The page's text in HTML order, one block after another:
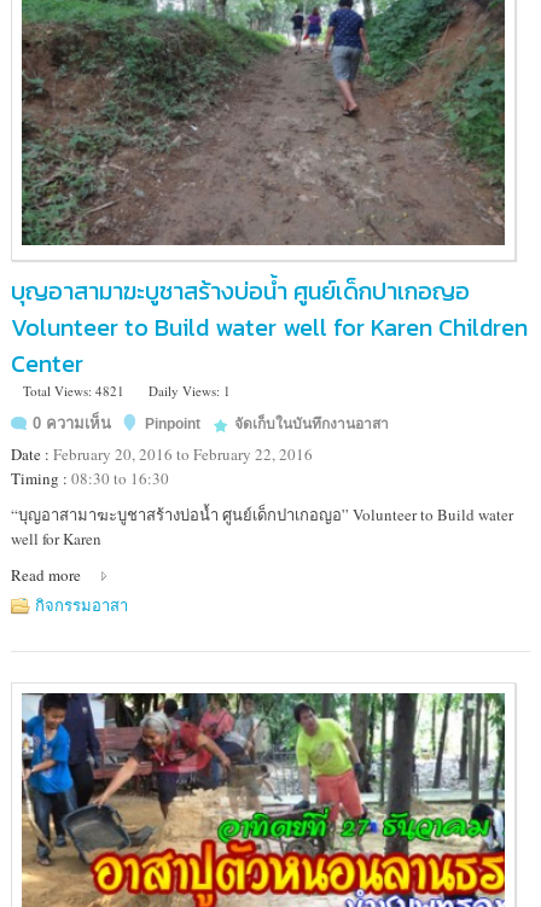
บุญอาสามาฆะบูชาสร้างบ่อน้ำ ศูนย์เด็กปาเกอญอ
Volunteer to Build water well for Karen Children
Center
Total Views: 4821
Daily Views: 1
0 ความเห็น
Pinpoint จัดเก็บในบันทึกงานอาสา
Date : February 20, 2016 to February 22, 2016
Timing : 08:30 to 16:30
Location
เด็ก
และ
ปา
บ้าน
ป่า
เด็ง/
ห้วย
สัตว์
ใหญ่
อ.แก่ง
กระจาน
จ.เพชรบุรี
“บุญอาสามาฆะบูชาสร้างบ่อน้ำ ศูนย์เด็กปาเกอญอ” Volunteer to Build water
well for Karen
Read more
กิจกรรมอาสา